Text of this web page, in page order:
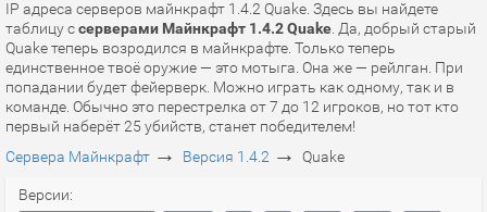
IP адреса серверов майнкрафт 1.4.2 Quake. Здесь вы найдете
таблицу ссерверами Майнкрафт 1.4.2 Quake . Да, добрый старый
Quake теперь возродился в майнкрафте. Только теперь
единственное твоё оружие — это мотыга. Она же — рейлган. При
попадании будет фейерверк. Можно играть как одному, так и в
команде. Обычно это перестрелка от 7 до 12 игроков, но тот кто
первый наберёт 25 убийств, станет победителем!
Сервера Майнкрафт → Версия 1.4.2 → Quake
Версии: